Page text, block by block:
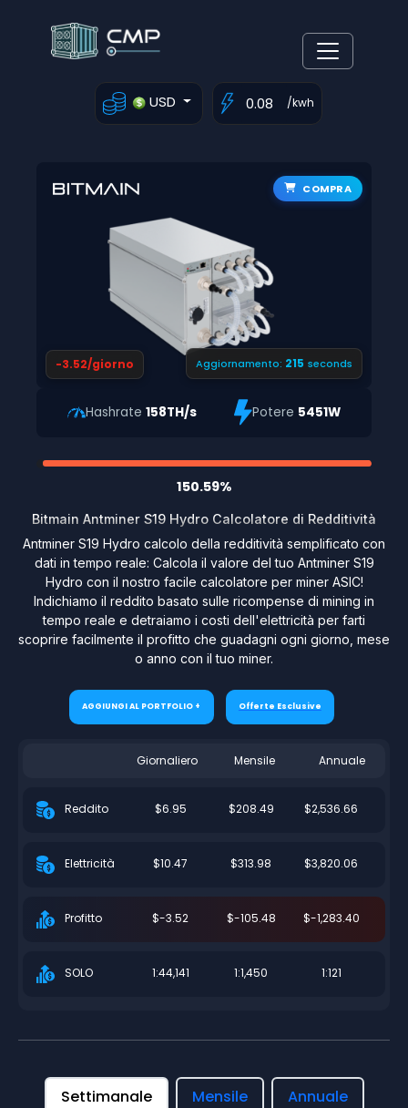
USD /kwh
COMPRA
-3.52/giorno Aggiornamento: 214 seconds
Hashrate 158TH/s Potere 5451W
150.59%
Bitmain Antminer S19 Hydro Calcolatore di Redditività
Antminer S19 Hydro calcolo della redditività semplificato con
dati in tempo reale: Calcola il valore del tuo Antminer S19
Hydro con il nostro facile calcolatore per miner ASIC!
Indichiamo il reddito basato sulle ricompense di mining in
tempo reale e detraiamo i costi dell'elettricità per farti
scoprire facilmente il profitto che guadagni ogni giorno, mese
o anno con il tuo miner.
AGGIUNGI AL PORTFOLIO + Offerte Esclusive
Giornaliero Mensile Annuale
Reddito $6.95 $208.49 $2,536.66
Elettricità $10.47 $313.98 $3,820.06
Profitto $-3.52 $-105.48 $-1,283.40
SOLO 1:44,141 1:1,450 1:121
Settimanale Mensile Annuale